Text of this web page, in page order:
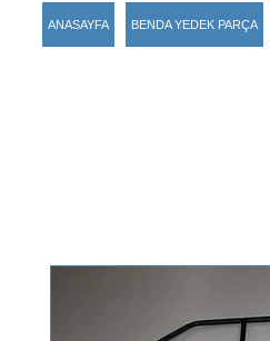
ANASAYFA BENDA YEDEK PARÇA